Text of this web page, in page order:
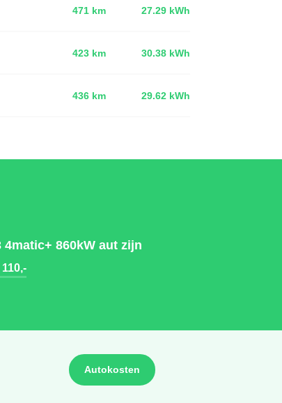
471 km 27.29 kWh
423 km 30.38 kWh
436 km 29.62 kWh
860kW aut zijn
Autokosten